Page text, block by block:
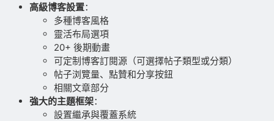
高級博客設置：
多種博客風格
靈活布局選項
20+ 後期動畫
可定制博客訂閱源（可選擇帖子類型或分類）
帖子浏覽量、點贊和分享按鈕
相關文章部分
強大的主題框架：
設置繼承與覆蓋系統